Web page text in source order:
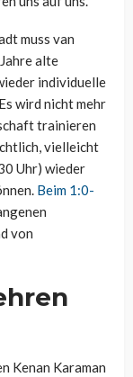
muss van
alte
individuelle
wird nicht mehr
trainieren
vielleicht
Uhr) wieder
Beim 1:0-
von
Kenan Karaman